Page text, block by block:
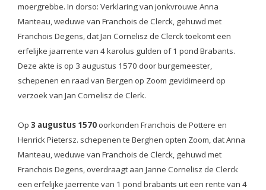
moergrebbe. In dorso: Verklaring van jonkvrouwe Anna
Manteau, weduwe van Franchois de Clerck, gehuwd met
Franchois Degens, dat Jan Cornelisz de Clerck toekomt een
erfelijke jaarrente van 4 karolus gulden of 1 pond Brabants.
Deze akte is op 3 augustus 1570 door burgemeester,
schepenen en raad van Bergen op Zoom gevidimeerd op
verzoek van Jan Cornelisz de Clerk.
Op 3 augustus 1570oorkonden Franchois de Pottere en
Henrick Pietersz. schepenen te Berghen opten Zoom, dat Anna
Manteau, weduwe van Franchois de Clerck, gehuwd met
Franchois Degens, overdraagt aan Janne Cornelisz de Clerck
een erfelijke jaerrente van 1 pond brabants uit een rente van 4